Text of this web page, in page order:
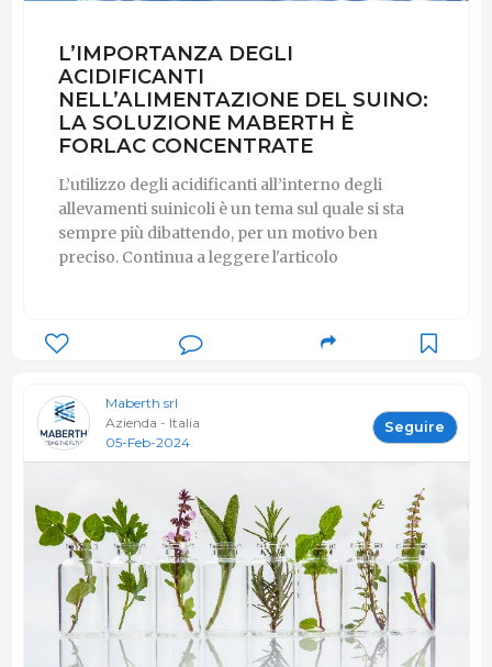
L’IMPORTANZA DEGLI
ACIDIFICANTI
NELL’ALIMENTAZIONE DEL SUINO:
LA SOLUZIONE MABERTH È
FORLAC CONCENTRATE
L’utilizzo degli acidificanti all’interno degli
allevamenti suinicoli è un tema sul quale si sta
sempre più dibattendo, per un motivo ben
preciso. Continua a leggere l'articolo
Maberth srl
Azienda - Italia
05-Feb-2024
Seguire